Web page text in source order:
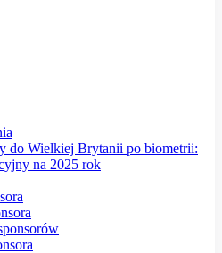
do Wielkiej Brytanii po biometrii:
na 2025 rok